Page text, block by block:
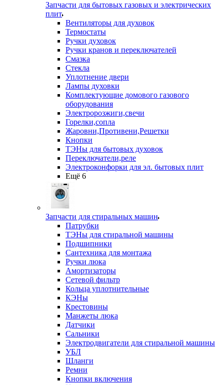
Запчасти для бытовых газовых и электрических
плит
Вентиляторы для духовок
Термостаты
Ручки духовок
Ручки кранов и переключателей
Смазка
Стекла
Уплотнение двери
Лампы духовки
Комплектующие домового газового
оборудования
Электророзжиги,свечи
Горелки,сопла
Жаровни,Противени,Решетки
Кнопки
ТЭНы для бытовых духовок
Переключатели,реле
Электроконфорки для эл. бытовых плит
Ещё 6
Запчасти для стиральных машин
Патрубки
ТЭНы для стиральной машины
Подшипники
Сантехника для монтажа
Ручки люка
Амортизаторы
Сетевой фильтр
Кольца уплотнительные
КЭНы
Крестовины
Манжеты люка
Датчики
Сальники
Электродвигатели для стиральной машины
УБЛ
Шланги
Ремни
Кнопки включения